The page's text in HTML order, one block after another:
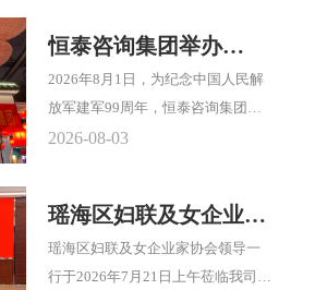
激情。
恒泰咨询集团举办
庆“八一”九十九周年酒
会
2026年8月1日，为纪念中国人民解
放军建军99周年，恒泰咨询集团在
合肥市庐州厨房举办庆“八一”酒
南京工程兵工程学院、徐州工程兵
指挥学院及其他部队近70位转业退
伍军人及家属欢聚一堂，共叙战友
2026-08-03
瑶海区妇联及女企业家
协会领导一行莅临我司
指导
瑶海区妇联及女企业家协会领导一
行于2026年7月21日上午莅临我司参